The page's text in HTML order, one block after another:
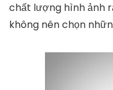
chất lượng hình ảnh
không nên chọn